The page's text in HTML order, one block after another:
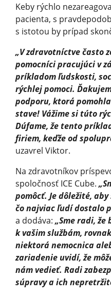
Keby rýchlo
pacienta, s
s istotou by prípad
„V zdravotníctve často
pomocníci pracujúci v
príkladom ľudskosti,
rýchlej pomoci.
podporu, ktorá
stave! Vážime si túto
Dúfame, že tento
firiem, keďže od
uzavrel Viktor.
Na zdravotníkov
spoločnosť ICE Cube.
pomôcť. Je dôležité,
čo najviac ľudí dostalo
a dodáva: „Sme radi,
k vašim službám,
niektorá nemocnica
zariadenie uvidí, že
nám vedieť. Radi
súpravy a ich